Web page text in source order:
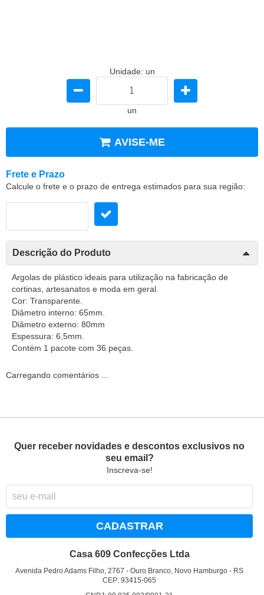
Unidade: un
un
AVISE-ME
Frete e Prazo
Calcule o frete e o prazo de entrega estimados para sua região:
Descrição do Produto
Argolas de plástico ideais para utilização na fabricação de
cortinas, artesanatos e moda em geral.
Cor: Transparente.
Diâmetro interno: 65mm.
Diâmetro externo: 80mm
Espessura: 6,5mm.
Contém 1 pacote com 36 peças.
Carregando comentários ...
Quer receber novidades e descontos exclusivos no
seu email?
Inscreva-se!
CADASTRAR
Casa 609 Confecções Ltda
Avenida Pedro Adams Filho, 2767 -Ouro Branco, Novo Hamburgo - RS
CEP: 93415-065